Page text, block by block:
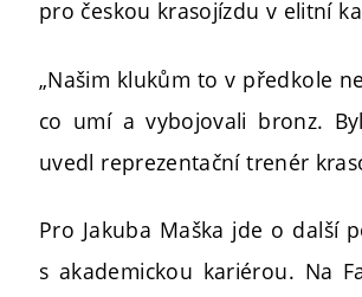
pro českou krasojízdu v elitní
„Našim klukům to v předkole
co umí a vybojovali bronz.
uvedl reprezentační trenér
Pro Jakuba Maška jde o další
s akademickou kariérou. Na